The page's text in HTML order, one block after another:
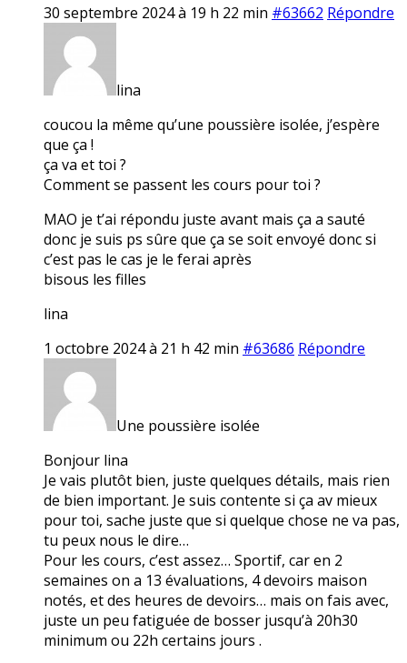
30 septembre 2024 à 19 h 22 min #63662 Répondre
lina
coucou la même qu’une poussière isolée, j’espère
que ça !
ça va et toi ?
Comment se passent les cours pour toi ?
MAO je t’ai répondu juste avant mais ça a sauté
donc je suis ps sûre que ça se soit envoyé donc si
c’est pas le cas je le ferai après
bisous les filles
lina
1 octobre 2024 à 21 h 42 min #63686 Répondre
Une poussière isolée
Bonjour lina
Je vais plutôt bien, juste quelques détails, mais rien
de bien important. Je suis contente si ça av mieux
pour toi, sache juste que si quelque chose ne va pas,
tu peux nous le dire…
Pour les cours, c’est assez… Sportif, car en 2
semaines on a 13 évaluations, 4 devoirs maison
notés, et des heures de devoirs… mais on fais avec,
juste un peu fatiguée de bosser jusqu’à 20h30
minimum ou 22h certains jours .